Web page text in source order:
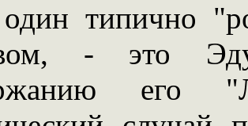
типично
- это
его